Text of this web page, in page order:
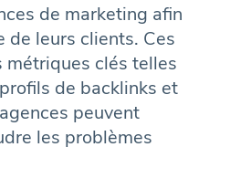
de marketing afin
de leurs clients. Ces
clés telles
de backlinks et
peuvent
les problèmes